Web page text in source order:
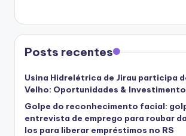
Posts recentes
Usina Hidrelétrica de Jirau participa
Velho: Oportunidades &
Golpe do reconhecimento facial:
entrevista de emprego para roubar
los para liberar empréstimos no RS